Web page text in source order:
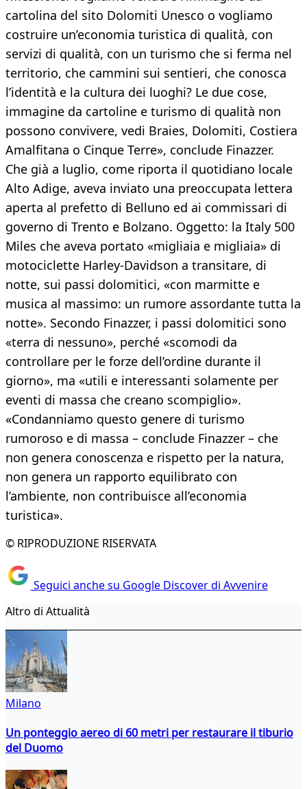
cartolina del sito Dolomiti Unesco o vogliamo
costruire un’economia turistica di qualità, con
servizi di qualità, con un turismo che si ferma nel
territorio, che cammini sui sentieri, che conosca
l’identità e la cultura dei luoghi? Le due cose,
immagine da cartoline e turismo di qualità non
possono convivere, vedi Braies, Dolomiti, Costiera
Amalfitana o Cinque Terre», conclude Finazzer.
Che già a luglio, come riporta il quotidiano locale
Alto Adige, aveva inviato una preoccupata lettera
aperta al prefetto di Belluno ed ai commissari di
governo di Trento e Bolzano. Oggetto: la Italy 500
Miles che aveva portato «migliaia e migliaia» di
motociclette Harley-Davidson a transitare, di
notte, sui passi dolomitici, «con marmitte e
musica al massimo: un rumore assordante tutta la
notte». Secondo Finazzer, i passi dolomitici sono
«terra di nessuno», perché «scomodi da
controllare per le forze dell’ordine durante il
giorno», ma «utili e interessanti solamente per
eventi di massa che creano scompiglio».
«Condanniamo questo genere di turismo
rumoroso e di massa – conclude Finazzer – che
non genera conoscenza e rispetto per la natura,
non genera un rapporto equilibrato con
l’ambiente, non contribuisce all’economia
turistica».
© RIPRODUZIONE RISERVATA
Seguici anche su Google Discover di Avvenire
Altro di Attualità
Milano
Un ponteggio aereo di 60 metri per restaurare il tiburio
del Duomo